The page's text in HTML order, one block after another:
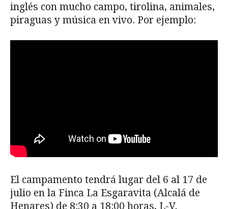
inglés con mucho campo, tirolina, animales,
piraguas y música en vivo. Por ejemplo:
El campamento tendrá lugar del 6 al 17 de
julio en la Finca La Esgaravita (Alcalá de
Henares) de 8:30 a 18:00 horas, L-V.